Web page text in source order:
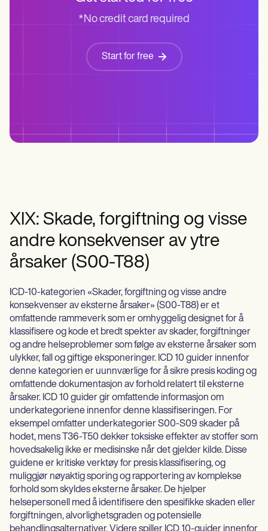
*No credit card required
Start for free
XIX: Skade, forgiftning og visse
andre konsekvenser av ytre
årsaker (S00-T88)
ICD-10-kategorien «Skader, forgiftning og visse andre
konsekvenser av eksterne årsaker» (S00-T88) er et
omfattende rammeverk som er omhyggelig designet for å
klassifisere og kode et bredt spekter av skader, forgiftninger
og andre helseproblemer som følge av eksterne årsaker som
ulykker, fall og giftige eksponeringer. ICD 10 guider innenfor
denne kategorien er uunnværlige for å sikre presis koding og
omfattende dokumentasjon av forhold relatert til eksterne
årsaker. ICD 10 guider gir omfattende informasjon om
underkategoriene innenfor denne klassifiseringen. For
eksempel omfatter underkategorier S00-S09 skader på
hodet, mens T36-T50 dekker toksiske effekter av stoffer som
hovedsakelig ikke er medisinske når det gjelder kilde. Disse
guidene er kritiske verktøy for presis klassifisering, og
muliggjør nøyaktig sporing og rapportering av komplekse
forhold som skyldes eksterne årsaker. De hjelper
helsepersonell med å identifisere den spesifikke skaden eller
forgiftningen, alvorlighetsgraden og potensielle